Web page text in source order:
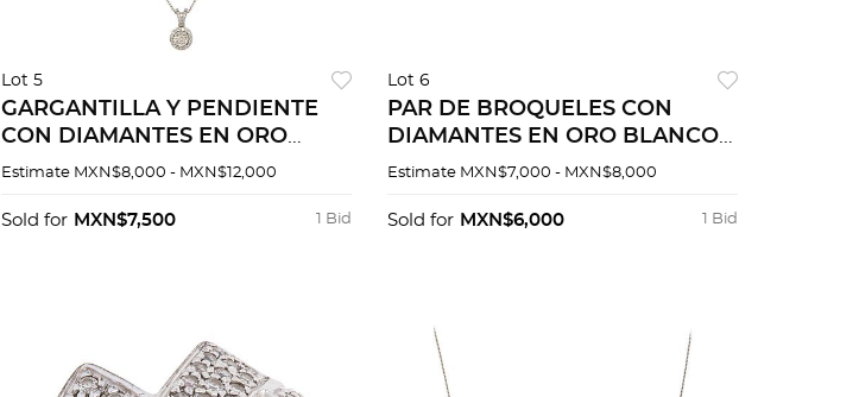
Lot 5
GARGANTILLA Y PENDIENTE
CON DIAMANTES EN ORO
BLANCO DE 14K. Diamantes
Peso: 2.1 g
Estimate MXN$8,000 - MXN$12,000
1 Bid
Sold for MXN$7,500
Lot 6
PAR DE BROQUELES CON
DIAMANTES EN ORO BLANCO
DE 14K. 2 Diamantes corte
Color: K-L
Estimate MXN$7,000 - MXN$8,000
1 Bid
Sold for MXN$6,000